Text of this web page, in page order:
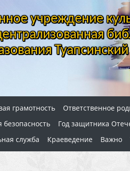
учреждение
грамотность Ответственное
Год защитника
служба Краеведение Важно